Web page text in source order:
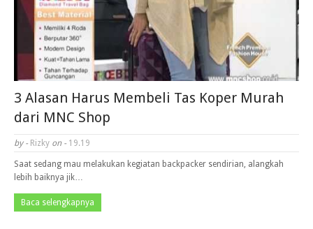
3 Alasan Harus Membeli Tas Koper Murah
dari MNC Shop
by - Rizky on - 19.19
Saat sedang mau melakukan kegiatan backpacker sendirian, alangkah
lebih baiknya jik…
Baca selengkapnya